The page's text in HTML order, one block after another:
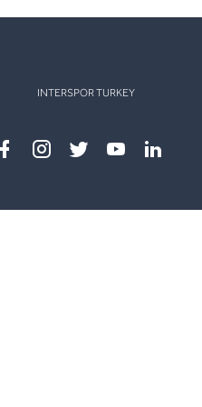
INTERSPOR TURKEY